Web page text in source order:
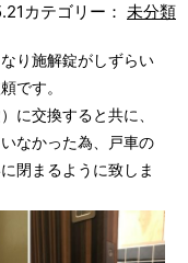
カテゴリー： 未分類
り施解錠がしずらい
です。
に交換すると共に、
なかった為、戸車の
閉まるように致しま